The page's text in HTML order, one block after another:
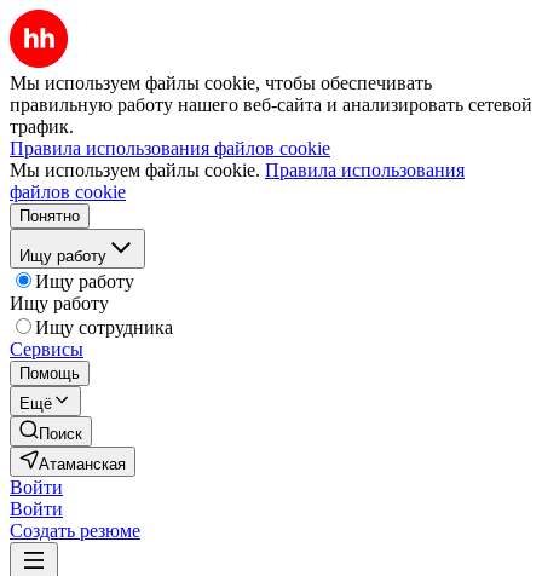
Мы используем файлы cookie, чтобы обеспечивать
правильную работу нашего веб-сайта и анализировать сетевой
трафик.
Правила использования файлов cookie
Мы используем файлы cookie. Правила использования
файлов cookie
Понятно
Ищу работу
Ищу работу
Ищу работу
Ищу сотрудника
Сервисы
Помощь
Ещё
Поиск
Атаманская
Войти
Войти
Создать резюме